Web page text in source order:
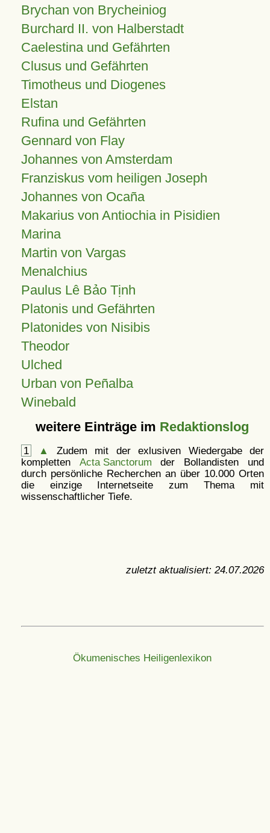
Brychan von Brycheiniog
Burchard II. von Halberstadt
Caelestina und Gefährten
Clusus und Gefährten
Timotheus und Diogenes
Elstan
Rufina und Gefährten
Gennard von Flay
Johannes von Amsterdam
Franziskus vom heiligen Joseph
Johannes von Ocaña
Makarius von Antiochia in Pisidien
Marina
Martin von Vargas
Menalchius
Paulus Lê Bảo Tịnh
Platonis und Gefährten
Platonides von Nisibis
Theodor
Ulched
Urban von Peñalba
Winebald
weitere Einträge im Redaktionslog
1 ▲
Zudem mit der exlusiven Wiedergabe der
kompletten Acta Sanctorum der Bollandisten und
durch persönliche Recherchen an über 10.000 Orten
die einzige Internetseite zum Thema mit
wissenschaftlicher Tiefe.
zuletzt aktualisiert: 24.07.2026
Ökumenisches Heiligenlexikon